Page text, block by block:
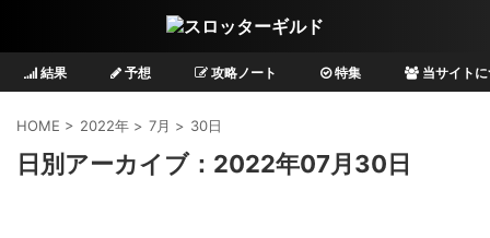
結果 予想 攻略ノート 特集 当サイト
HOME > 2022年 > 7月 > 30日
日別アーカイブ：2022年07月30日